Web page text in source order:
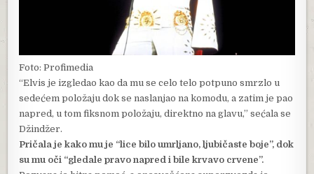
Foto: Profimedia
“Elvis je izgledao kao da mu se celo telo potpuno smrzlo u
sedećem položaju dok se naslanjao na komodu, a zatim je pao
napred, u tom fiksnom položaju, direktno na glavu,” sećala se
Džindžer.
Pričala je kako mu je “lice bilo umrljano, ljubičaste boje”, dok
su mu oči “gledale pravo napred i bile krvavo crvene”.